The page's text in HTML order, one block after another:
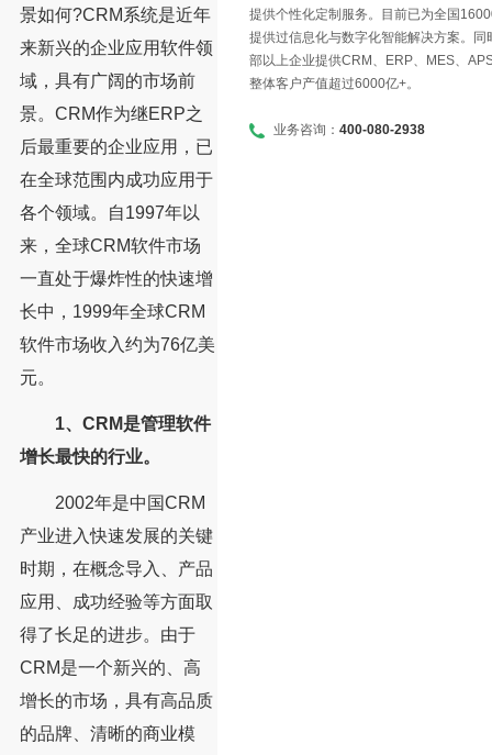
景如何?CRM系统是近年
来新兴的企业应用软件领
域，具有广阔的市场前
景。CRM作为继ERP之
后最重要的企业应用，已
在全球范围内成功应用于
各个领域。自1997年以
来，全球CRM软件市场
一直处于爆炸性的快速增
长中，1999年全球CRM
软件市场收入约为76亿美
元。
1、CRM是管理软件
增长最快的行业。
2002年是中国CRM
产业进入快速发展的关键
时期，在概念导入、产品
应用、成功经验等方面取
得了长足的进步。由于
CRM是一个新兴的、高
增长的市场，具有高品质
的品牌、清晰的商业模
提供个性化定制服务。目前已为全国
提供过信息化与数字化智能解决方案。
部以上企业提供CRM、ERP、MES、
整体客户产值超过6000亿+。
业务咨询： 400-080-2938